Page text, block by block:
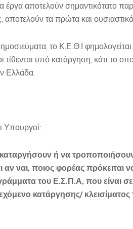
έργα αποτελούν σημαντικότατο
τα πρώτα και
το Κ.Ε.Θ.Ι
τίθενται υπό κατάργηση, κάτι το
Ελλάδα,
Υπουργοί:
καταργήσουν ή να
αν ναι, ποιος φορέας πρόκειται
του Ε.Σ.Π.Α, που είναι σε
κατάργησης/